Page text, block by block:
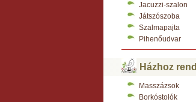
Jacuzzi-szalon
Játszószoba
Szalmapajta
Pihenőudvar
Házhoz
Masszázsok
Borkóstolók